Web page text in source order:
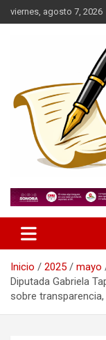
Saltar
al
viernes, agosto 7, 2026
Mi Carta
Inicio 2025 mayo
Diputada Gabriela
sobre